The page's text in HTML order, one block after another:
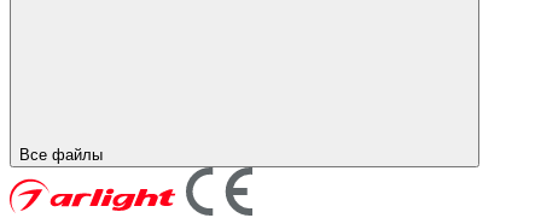
Все файлы